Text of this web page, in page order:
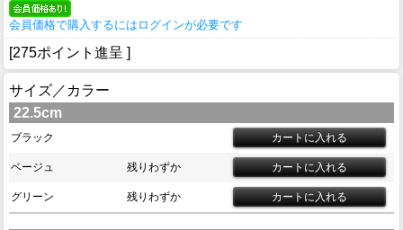
会員価格で購入するにはログインが必要です
[275ポイント進呈 ]
サイズ／カラー
22.5cm
ブラック
ベージュ 残りわずか
グリーン 残りわずか